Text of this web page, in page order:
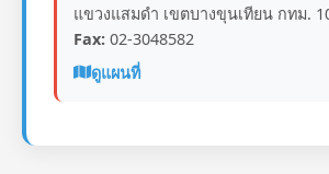
แขวงแสมดำ เขตบางขุนเทียน กทม.
Fax: 02-3048582
ดูแผนที่